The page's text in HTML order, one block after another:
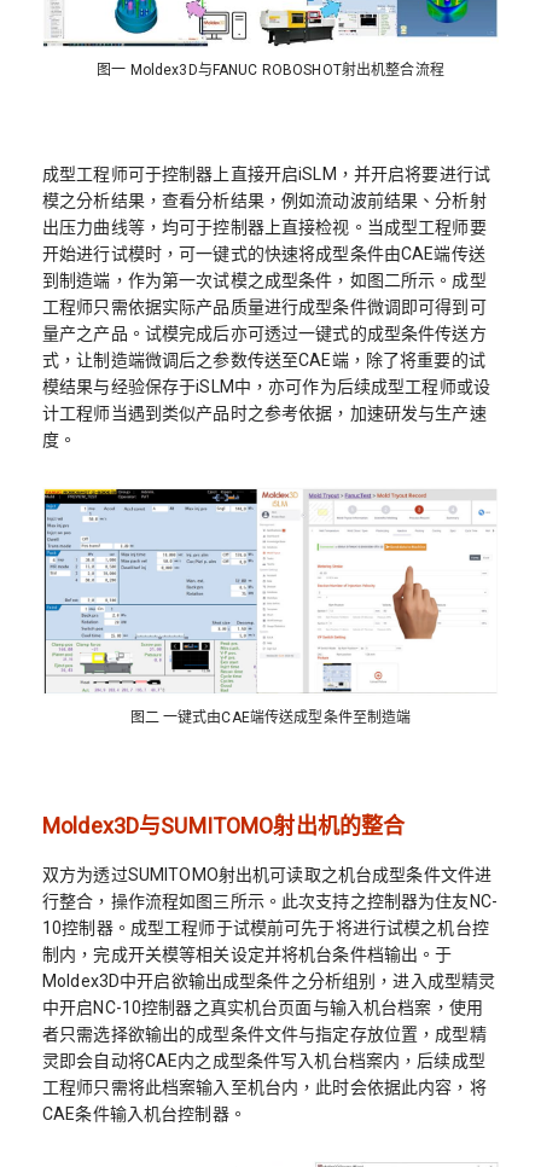
图一 Moldex3D与FANUC ROBOSHOT射出机整合流程
成型工程师可于控制器上直接开启iSLM，并开启将要进行试
模之分析结果，查看分析结果，例如流动波前结果、分析射
出压力曲线等，均可于控制器上直接检视。当成型工程师要
开始进行试模时，可一键式的快速将成型条件由CAE端传送
到制造端，作为第一次试模之成型条件，如图二所示。成型
工程师只需依据实际产品质量进行成型条件微调即可得到可
量产之产品。试模完成后亦可透过一键式的成型条件传送方
式，让制造端微调后之参数传送至CAE端，除了将重要的试
模结果与经验保存于iSLM中，亦可作为后续成型工程师或设
计工程师当遇到类似产品时之参考依据，加速研发与生产速
度。
图二 一键式由CAE端传送成型条件至制造端
Moldex3D与SUMITOMO射出机的整合
双方为透过SUMITOMO射出机可读取之机台成型条件文件进
行整合，操作流程如图三所示。此次支持之控制器为住友NC-
10控制器。成型工程师于试模前可先于将进行试模之机台控
制内，完成开关模等相关设定并将机台条件档输出。于
Moldex3D中开启欲输出成型条件之分析组别，进入成型精灵
中开启NC-10控制器之真实机台页面与输入机台档案，使用
者只需选择欲输出的成型条件文件与指定存放位置，成型精
灵即会自动将CAE内之成型条件写入机台档案内，后续成型
工程师只需将此档案输入至机台内，此时会依据此内容，将
CAE条件输入机台控制器。